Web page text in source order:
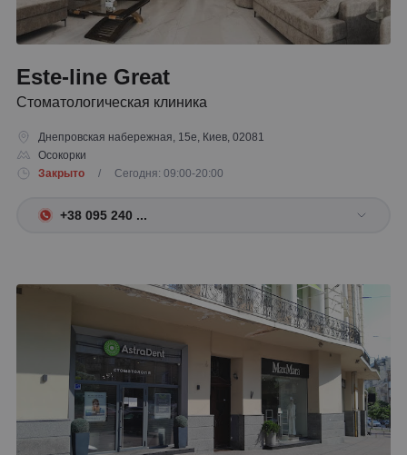
Este-line Great
Стоматологическая клиника
Днепровская набережная, 15е, Киев, 02081
Осокорки
Закрыто
/ Сегодня: 09:00-20:00
+38 095 240 ...